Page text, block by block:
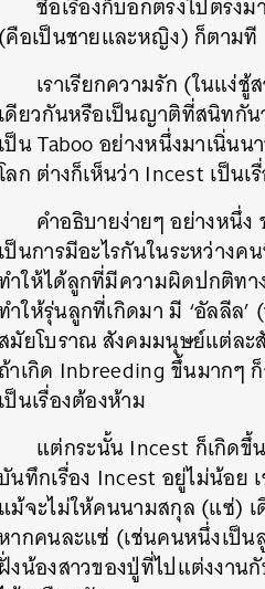
ชื่อเรื่องก็บอกตรงไปตรง
(คือเป็นชายและหญิง) ก็ตามที
เราเรียกความรัก (ในแง่
เดียวกันหรือเป็นญาติที่สนิทกัน
เป็น Taboo อย่างหนึ่งมาเนิ่น
ลก ต่างก็เห็นว่า Incest เป็นเ
คำอธิบายง่ายๆ อย่างหนึ่
เป็นการมีอะไรกันในระหว่าง
ำให้ได้ลูกที่มีความผิดปกติท
ำให้รุ่นลูกที่เกิดมา มี ‘อัลลีล
มัยโบราณ สังคมมนุษย์แต่ละ
ถ้าเกิด Inbreeding ขึ้นมากๆ
เป็นเรื่องต้องห้าม
แต่กระนั้น Incest ก็เกิด
นทึกเรื่อง Incest อยู่ไม่น้อย
แม้จะไม่ให้คนนามสกุล (แซ่)
ากคนละแซ่ (เช่นคนหนึ่งเป็
งน้องสาวของปู่ที่ไปแต่งงาน